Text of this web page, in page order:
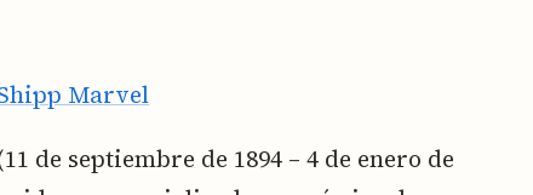
Marvel
de septiembre de 1894 – 4 de enero de